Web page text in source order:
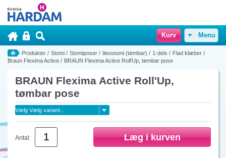
Kurv Menu
Produkter / Stomi / Stomiposer / Ileostomi (tømbar) / 1-dels / Flad klæber /
Braun Flexima Active / BRAUN Flexima Active Roll'Up, tømbar pose
BRAUN Flexima Active Roll'Up,
tømbar pose
Antal: